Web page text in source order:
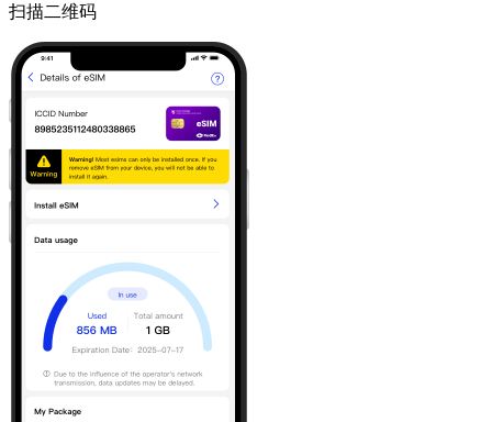
扫描二维码